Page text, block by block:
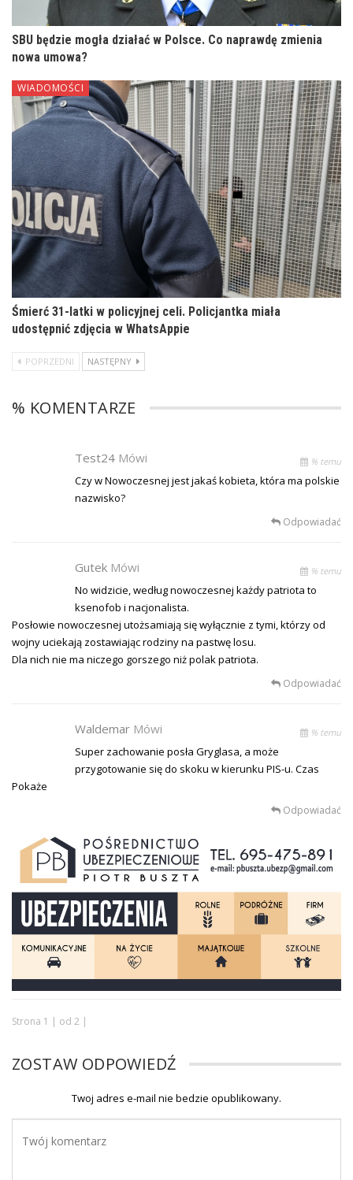
SBU będzie mogła działać w Polsce. Co naprawdę zmienia
nowa umowa?
WIADOMOŚCI
Śmierć 31-latki w policyjnej celi. Policjantka miała
udostępnić zdjęcia w WhatsAppie
POPRZEDNI NASTĘPNY
% KOMENTARZE
Test24 Mówi % temu
Czy w Nowoczesnej jest jakaś kobieta, która ma polskie
nazwisko?
Odpowiadać
Gutek Mówi % temu
No widzicie, według nowoczesnej każdy patriota to
ksenofob i nacjonalista.
Posłowie nowoczesnej utożsamiają się wyłącznie z tymi, którzy od
wojny uciekają zostawiając rodziny na pastwę losu.
Dla nich nie ma niczego gorszego niż polak patriota.
Odpowiadać
Waldemar Mówi % temu
Super zachowanie posła Gryglasa, a może
przygotowanie się do skoku w kierunku PIS-u. Czas
Pokaże
Odpowiadać
Strona 1 | od 2 |
ZOSTAW ODPOWIEDŹ
Twoj adres e-mail nie bedzie opublikowany.